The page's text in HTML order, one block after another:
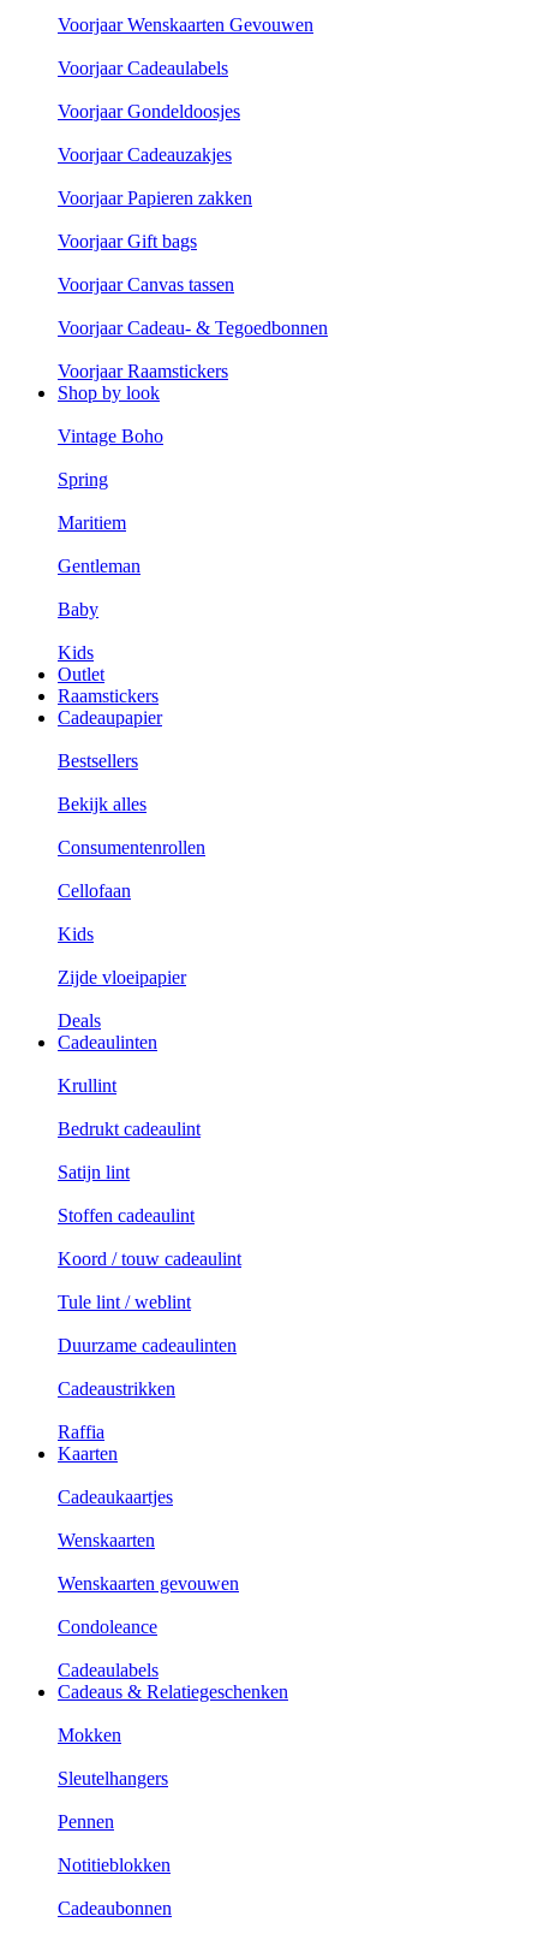
Voorjaar Wenskaarten Gevouwen
Voorjaar Cadeaulabels
Voorjaar Gondeldoosjes
Voorjaar Cadeauzakjes
Voorjaar Papieren zakken
Voorjaar Gift bags
Voorjaar Canvas tassen
Voorjaar Cadeau- & Tegoedbonnen
Voorjaar Raamstickers
Shop by look
Vintage Boho
Spring
Maritiem
Gentleman
Baby
Kids
Outlet
Raamstickers
Cadeaupapier
Bestsellers
Bekijk alles
Consumentenrollen
Cellofaan
Kids
Zijde vloeipapier
Deals
Cadeaulinten
Krullint
Bedrukt cadeaulint
Satijn lint
Stoffen cadeaulint
Koord / touw cadeaulint
Tule lint / weblint
Duurzame cadeaulinten
Cadeaustrikken
Raffia
Kaarten
Cadeaukaartjes
Wenskaarten
Wenskaarten gevouwen
Condoleance
Cadeaulabels
Cadeaus & Relatiegeschenken
Mokken
Sleutelhangers
Pennen
Notitieblokken
Cadeaubonnen